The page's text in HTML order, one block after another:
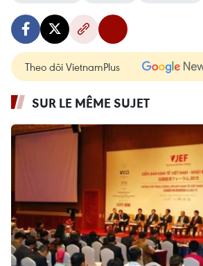
Theo dõi VietnamPlus
SUR LE MÊME SUJET